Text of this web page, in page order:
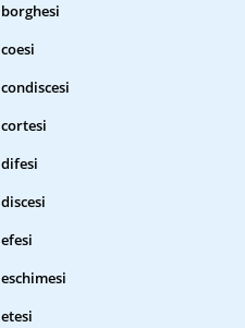
borghesi
coesi
condiscesi
cortesi
difesi
discesi
efesi
eschimesi
etesi